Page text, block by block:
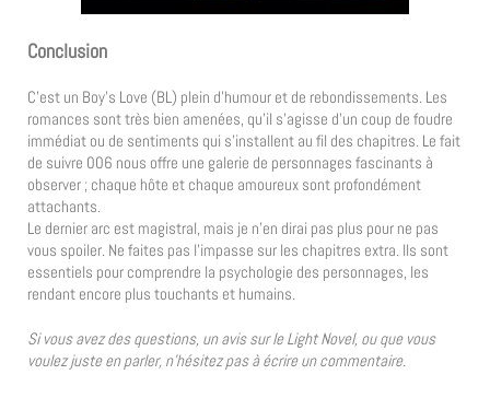
Conclusion
C’est un Boy’s Love (BL) plein d’humour et de rebondissements. Les
romances sont très bien amenées, qu’il s’agisse d’un coup de foudre
immédiat ou de sentiments qui s’installent au fil des chapitres. Le fait
de suivre 006 nous offre une galerie de personnages fascinants à
observer ; chaque hôte et chaque amoureux sont profondément
attachants.
Le dernier arc est magistral, mais je n’en dirai pas plus pour ne pas
vous spoiler. Ne faites pas l’impasse sur les chapitres extra. Ils sont
essentiels pour comprendre la psychologie des personnages, les
rendant encore plus touchants et humains.
Si vous avez des questions, un avis sur le Light Novel, ou que vous
voulez juste en parler, n’hésitez pas à écrire un commentaire.